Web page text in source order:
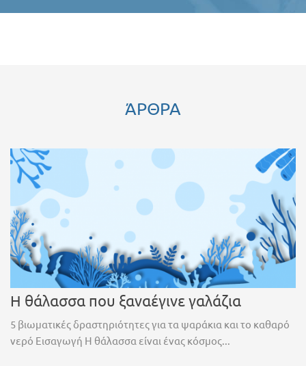
ΆΡΘΡΑ
Η θάλασσα που ξαναέγινε γαλάζια
5 βιωματικές δραστηριότητες για τα ψαράκια και το καθαρό
νερό Εισαγωγή Η θάλασσα είναι ένας κόσμος...